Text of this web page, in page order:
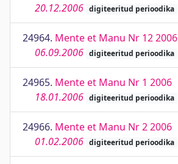
20.12.2006 digiteeritud perioodika
24964. Mente et Manu Nr 12 2006
06.09.2006 digiteeritud perioodika
24965. Mente et Manu Nr 1 2006
18.01.2006 digiteeritud perioodika
24966. Mente et Manu Nr 2 2006
01.02.2006 digiteeritud perioodika